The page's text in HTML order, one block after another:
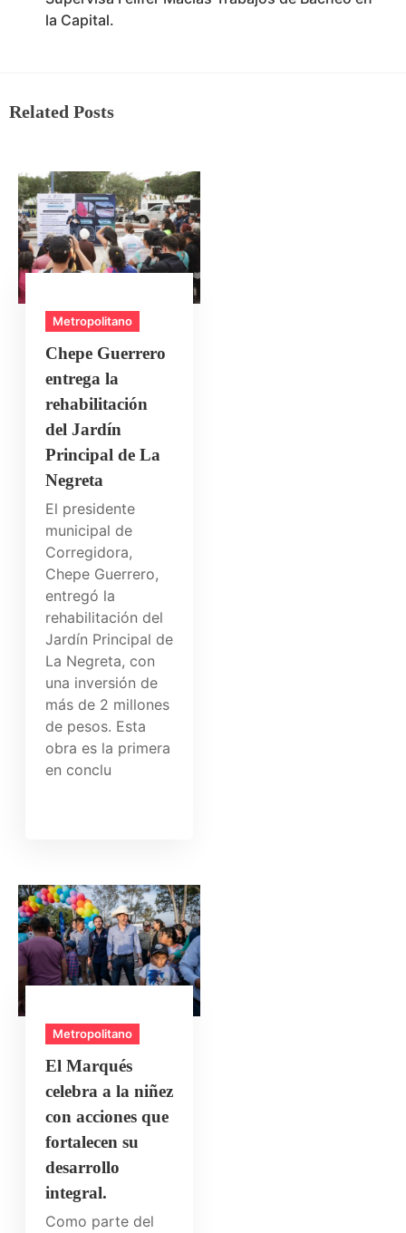
la Capital.
Related Posts
Metropolitano
Chepe Guerrero
entrega la
rehabilitación
del Jardín
Principal de La
Negreta
El presidente
municipal de
Corregidora,
Chepe Guerrero,
entregó la
rehabilitación del
Jardín Principal de
La Negreta, con
una inversión de
más de 2 millones
de pesos. Esta
obra es la primera
en conclu
Metropolitano
El Marqués
celebra a la niñez
con acciones que
fortalecen su
desarrollo
integral.
Como parte del